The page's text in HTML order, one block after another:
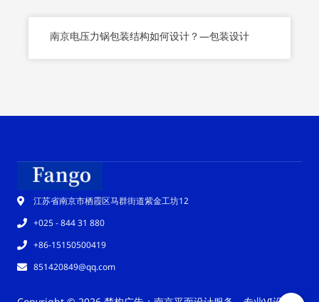
南京电压力锅包装结构如何设计？—包装设计
江苏省南京市栖霞区马群街道紫金工坊12
+025 - 844 31 880
+86-15150500419
851420849@qq.com